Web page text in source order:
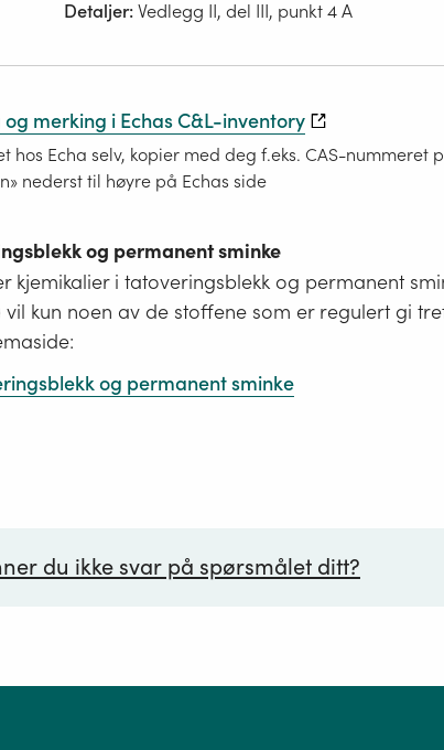
Detaljer:Vedlegg II, del III, punkt 4 A
merking i Echas C&L-inventory
hos Echa selv, kopier med deg f.eks. CAS-nummeret
nederst til høyre på Echas side
og permanent sminke
kjemikalier i tatoveringsblekk og permanent
vil kun noen av de stoffene som er regulert gi
og permanent sminke
du ikke svar på spørsmålet ditt?